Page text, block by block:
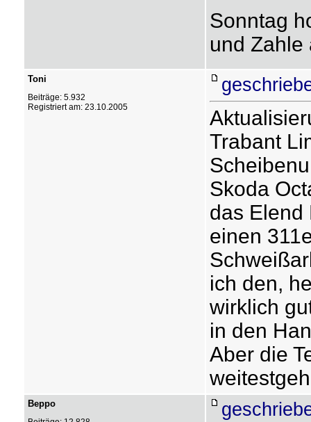
Sonntag
und Zahle
Toni
Beiträge: 5.932
Registriert am: 23.10.2005
Trabant
Skoda
das Elend
einen
ich den,
wirklich
in den
Aber die
Beppo